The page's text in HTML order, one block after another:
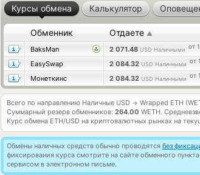
Курсы обмена Калькулятор
Обменник Отдаете ▲
BaksMan 2 071.48 USD Наличными от
EasySwap
2 084.32 USD Наличными от
Монеткинс
2 084.32 USD Наличными от
Всего по направлению Наличные USD → Wrapped ETH
Суммарный резерв обменников: 264.00 WETH.
Курс обмена ETH/USD на криптовалютных рынках на
Обмены наличных средств обычно проводятся без
фиксирования курса смотрите на сайте обменного
сервисом в электронном письме.